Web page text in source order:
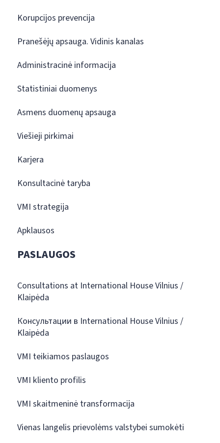
Korupcijos prevencija
Pranešėjų apsauga. Vidinis kanalas
Administracinė informacija
Statistiniai duomenys
Asmens duomenų apsauga
Viešieji pirkimai
Karjera
Konsultacinė taryba
VMI strategija
Apklausos
PASLAUGOS
Consultations at International House Vilnius /
Klaipėda
Консультации в International House Vilnius /
Klaipėda
VMI teikiamos paslaugos
VMI kliento profilis
VMI skaitmeninė transformacija
Vienas langelis prievolėms valstybei sumokėti